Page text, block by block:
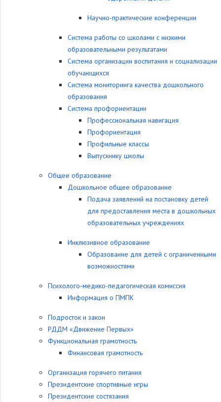
Научно-практические конференции
Система работы со школами с низкими
образовательными результатами
Система организации воспитания и социализации
обучающихся
Система мониторинга качества дошкольного
образования
Система профориентации
Профессиональная навигация
Профориентация
Профильные классы
Выпускнику школы
Общее образование
Дошкольное общее образование
Подача заявлений на постановку детей
для предоставления места в дошкольных
образовательных учреждениях
Инклюзивное образование
Образование для детей с ограниченными
возможностями
Психолого-медико-педагогическая комиссия
Информация о ПМПК
Подросток и закон
РДДМ «Движение Первых»
Функциональная грамотность
Финансовая грамотность
Организация горячего питания
Президентские спортивные игры
Президентские состязания